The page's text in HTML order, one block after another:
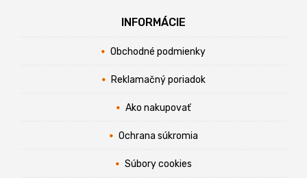
INFORMÁCIE
Obchodné podmienky
Reklamačný poriadok
Ako nakupovať
Ochrana súkromia
Súbory cookies